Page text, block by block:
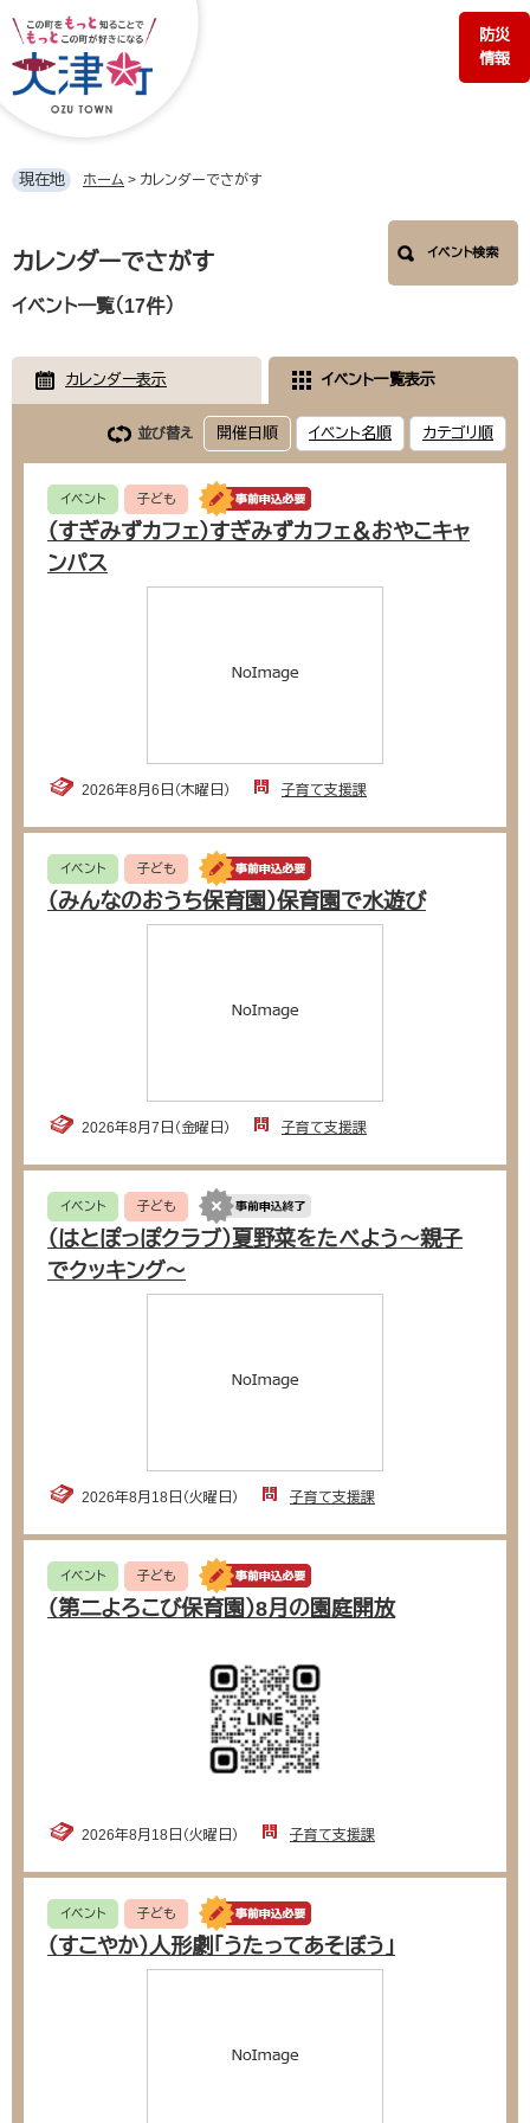
ジ
の
す。
ュ
ー
し
文
防災
情報
現在地 ホーム > カレンダーでさがす
文
カレンダーでさがす イベント検索
イベント一覧（17件）
カレンダー表示 イベント一覧表示
並び替え 開催日順 イベント名順 カテゴリ順
イベント 子ども
（すぎみずカフェ）すぎみずカフェ＆おやこキャ
ンパス
2026年8月6日（木曜日） 子育て支援課
イベント 子ども
（みんなのおうち保育園）保育園で水遊び
2026年8月7日（金曜日） 子育て支援課
イベント 子ども
（はとぽっぽクラブ）夏野菜をたべよう〜親子
でクッキング〜
2026年8月18日（火曜日） 子育て支援課
イベント 子ども
（第二よろこび保育園）8月の園庭開放
2026年8月18日（火曜日） 子育て支援課
イベント 子ども
（すこやか）人形劇「うたってあそぼう」